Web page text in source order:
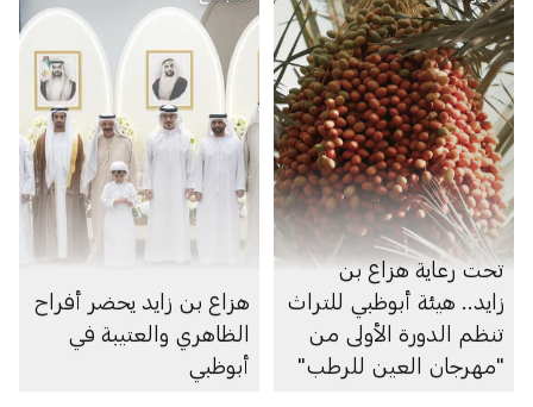
تحت رعاية هزاع بن
زايد.. هيئة أبوظبي للتراث
تنظم الدورة الأولى من
"مهرجان العين للرطب"
هزاع بن زايد يحضر أفراح
الظاهري والعتيبة في
أبوظبي